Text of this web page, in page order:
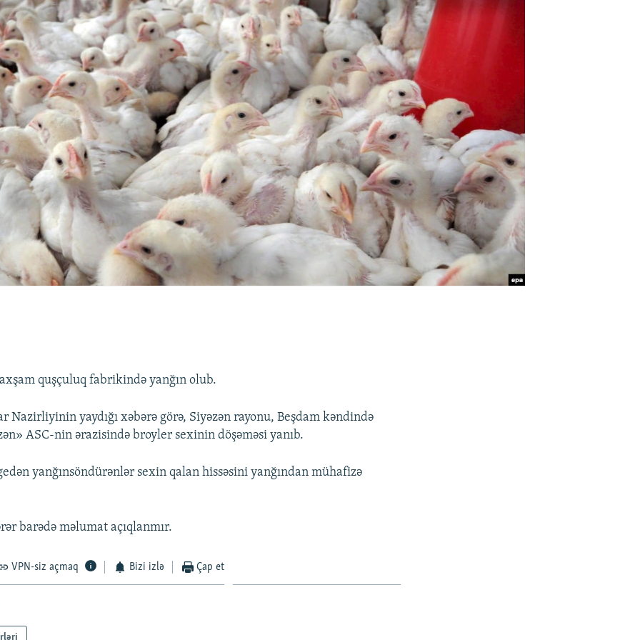
quşçuluq fabrikində yanğın olub.
Nazirliyinin yaydığı xəbərə görə, Siyəzən rayonu, Beşdam kəndində
ASC-nin ərazisində broyler sexinin döşəməsi yanıb.
yanğınsöndürənlər sexin qalan hissəsini yanğından mühafizə
barədə məlumat açıqlanmır.
VPN-siz açmaq Bizi izlə Çap et